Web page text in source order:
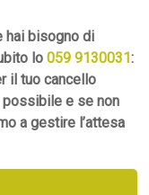
hai bisogno di
lo059 9130031:
il tuo cancello
possibile e se non
a gestire l’attesa